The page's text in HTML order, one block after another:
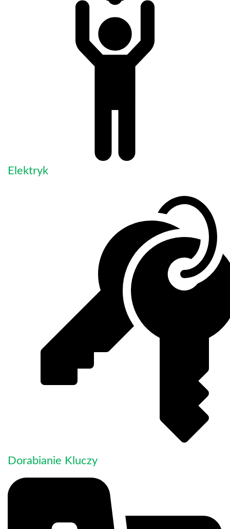
Elektryk
Dorabianie Kluczy